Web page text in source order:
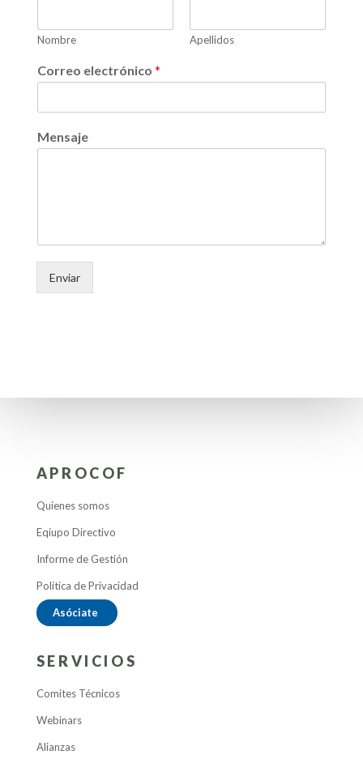
Nombre Apellidos
Correo electrónico *
Mensaje
Enviar
APROCOF
Quienes somos
Eqiupo Directivo
Informe de Gestión
Política de Privacidad
Asóciate
SERVICIOS
Comites Técnicos
Webinars
Alianzas